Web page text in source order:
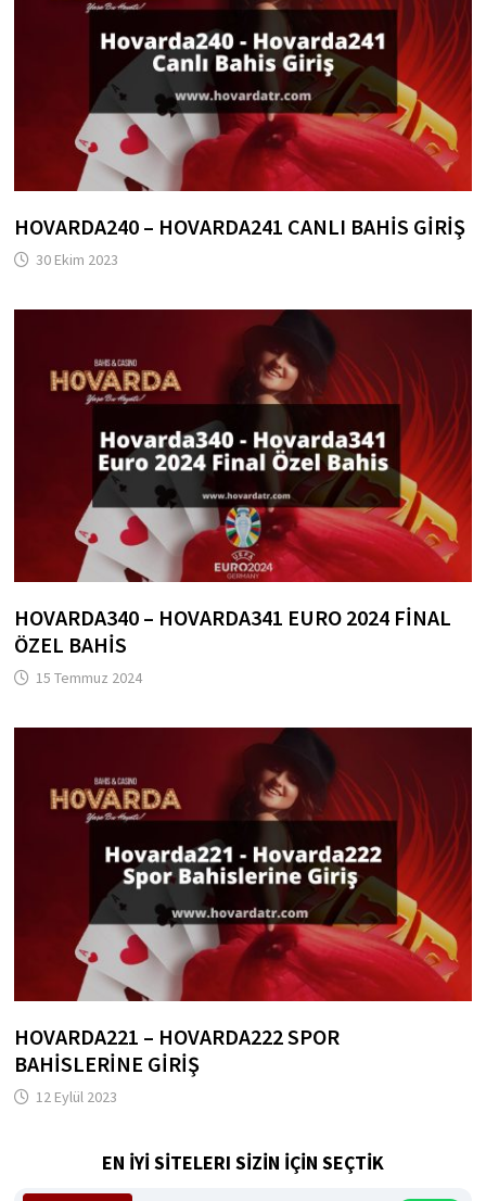
HOVARDA240 – HOVARDA241 CANLI BAHIS GIRIŞ
30 Ekim 2023
HOVARDA340 – HOVARDA341 EURO 2024 FINAL
ÖZEL BAHIS
15 Temmuz 2024
HOVARDA221 – HOVARDA222 SPOR
BAHISLERINE GIRIŞ
12 Eylül 2023
EN İYİ SİTELERI SİZİN İÇİN SEÇTİK